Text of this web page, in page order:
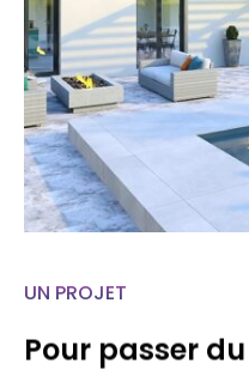
UN PROJET
Pour passer